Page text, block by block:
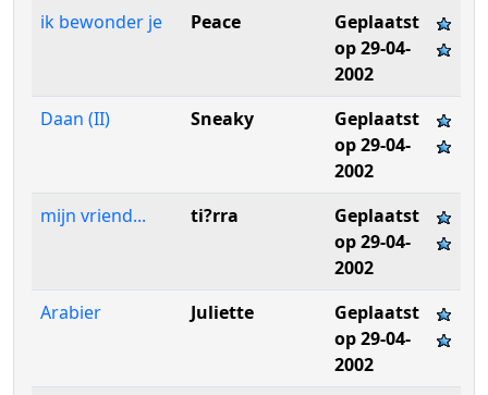
ik bewonder je
Peace
Geplaatst
op 29-04-
2002
Daan (II)
Sneaky
Geplaatst
op 29-04-
2002
mijn vriend...
ti?rra
Geplaatst
op 29-04-
2002
Arabier
Juliette
Geplaatst
op 29-04-
2002